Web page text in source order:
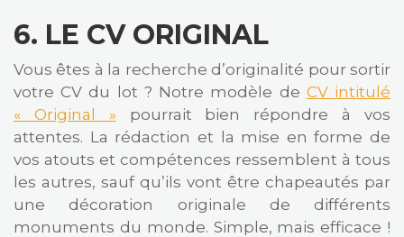
6. LE CV ORIGINAL
Vous êtes à la recherche d’originalité pour sortir
votre CV du lot ? Notre modèle de CV intitulé
« Original » pourrait bien répondre à vos
attentes. La rédaction et la mise en forme de
vos atouts et compétences ressemblent à tous
les autres, sauf qu’ils vont être chapeautés par
une décoration originale de différents
monuments du monde. Simple, mais efficace !